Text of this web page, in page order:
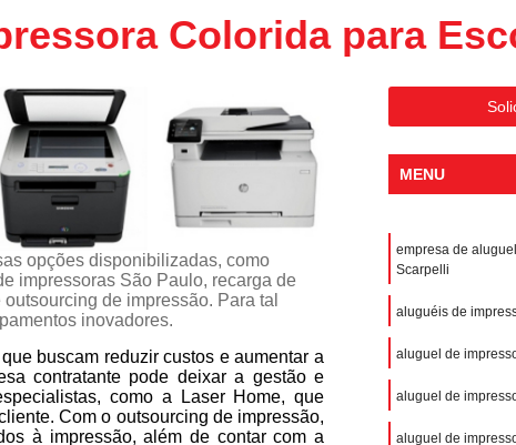
Colorida para
opções disponibilizadas, como
impressoras São Paulo, recarga de
de impressão. Para tal
inovadores.
buscam reduzir custos e aumentar a
contratante pode deixar a gestão e
como a Laser Home, que
Com o outsourcing de impressão,
à impressão, além de contar com a
MENU
empresa de
Scarpelli
aluguéis de
aluguel de
aluguel de
aluguel de